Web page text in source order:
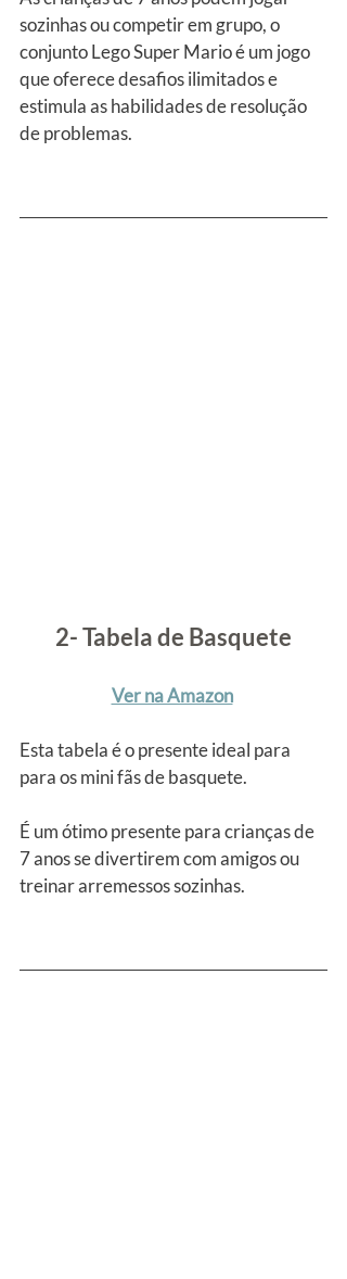
sozinhas ou competir em grupo, o
conjunto Lego Super Mario é um jogo
que oferece desafios ilimitados e
estimula as habilidades de resolução
de problemas.
2- Tabela de Basquete
Ver na Amazon
Esta tabela é o presente ideal para
para os mini fãs de basquete.
É um ótimo presente para crianças de
7 anos se divertirem com amigos ou
treinar arremessos sozinhas.